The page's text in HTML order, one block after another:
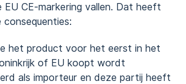
EU CE-markering vallen. Dat heeft
het product voor het eerst in het
of EU koopt wordt
als importeur en deze partij heeft